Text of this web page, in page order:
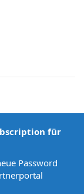
für
Password